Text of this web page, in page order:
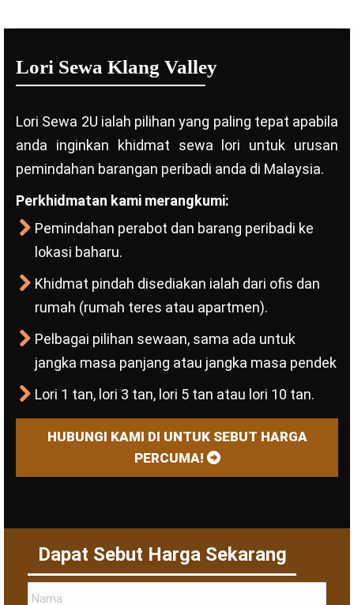
Lori Sewa Klang Valley
Lori Sewa 2U ialah pilihan yang paling tepat apabila
anda inginkan khidmat sewa lori untuk urusan
pemindahan barangan peribadi anda di Malaysia.
Perkhidmatan kami merangkumi:
Pemindahan perabot dan barang peribadi ke
lokasi baharu.
Khidmat pindah disediakan ialah dari ofis dan
rumah (rumah teres atau apartmen).
Pelbagai pilihan sewaan, sama ada untuk
jangka masa panjang atau jangka masa pendek
Lori 1 tan, lori 3 tan, lori 5 tan atau lori 10 tan.
HUBUNGI KAMI DI UNTUK SEBUT HARGA
PERCUMA!
Dapat Sebut Harga Sekarang